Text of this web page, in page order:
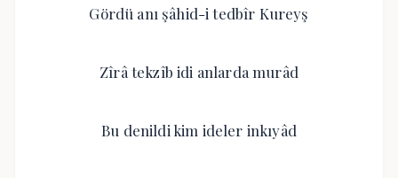
Gördü anı şâhid-i tedbîr Kureyş
Zîrâ tekzîb idi anlarda murâd
Bu denildi kim ideler inkıyâd